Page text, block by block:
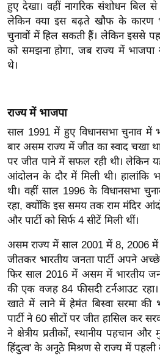
बे
मि
सा
ल
य
त
यं
ग
इं
डि
या
हि
त्य
ज
ग
त
ऑ
टो
हुए देखा। वहीं नागरिक संशोधन बिल
लेकिन क्या इस बढ़ते खौफ के कारण
चुनावों में हिल सकती हैं। लेकिन इससे
को समझना होगा, जब राज्य में
थे।
राज्य में भाजपा
साल 1991 में हुए विधानसभा चुनाव में
बार असम राज्य में जीत का स्वाद चखा
पर जीत पाने में सफल रही थी। लेकिन
आंदोलन के दौर में मिली थी। हालांकि
थी। वहीं साल 1996 के विधानसभा
रहा, क्योंकि इस समय तक राम मंदिर
और पार्टी को सिर्फ 4 सीटें मिली थीं।
असम राज्य में साल 2001 में 8, 2006
जीतकर भारतीय जनता पार्टी अपने अच्छे
फिर साल 2016 में असम में भारतीय
की एक वजह 84 फीसदी टर्नआउट
खाते में लाने में हेमंत बिस्वा सरमा की
पार्टी ने 60 सीटों पर जीत हासिल कर
ने क्षेत्रीय प्रतीकों, स्थानीय पहचान और
हिंदुत्व' के अनूठे मिश्रण से राज्य में पहली